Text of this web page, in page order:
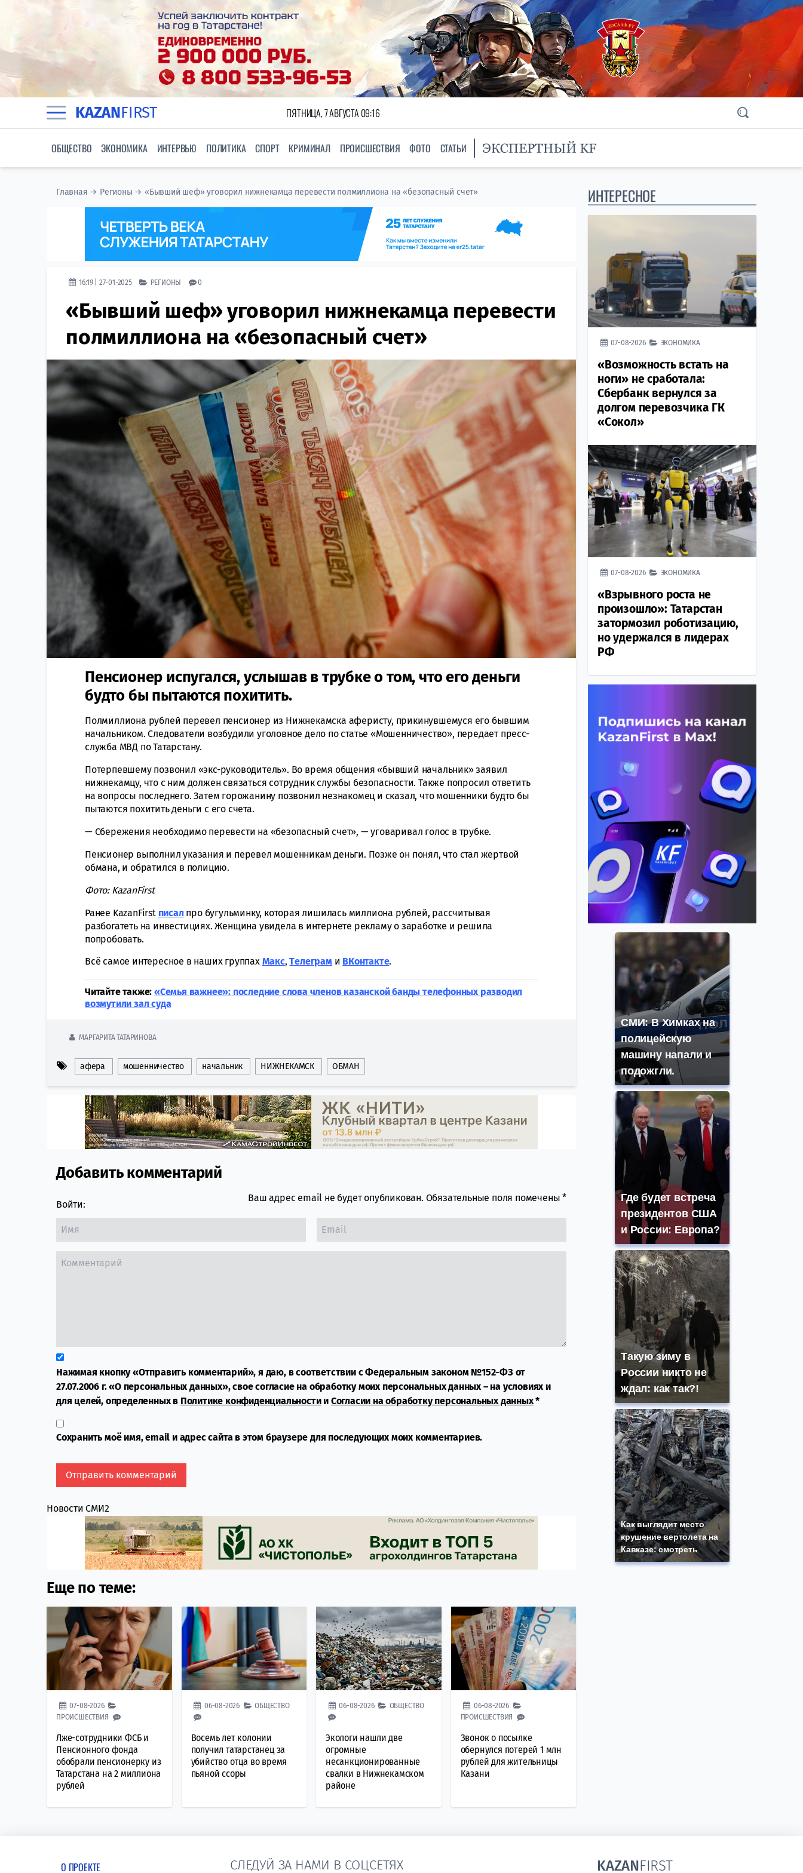
KAZANFIRST ПЯТНИЦА, 7 АВГУСТА 09:16
ОБЩЕСТВО ЭКОНОМИКА ИНТЕРВЬЮ ПОЛИТИКА СПОРТ КРИМИНАЛ ПРОИСШЕСТВИЯ ФОТО СТАТЬИ
Главная → Регионы → «Бывший шеф» уговорил нижнекамца перевести полмиллиона на «безопасный счет»
16:19 | 27-01-2025 РЕГИОНЫ 0
«Бывший шеф» уговорил нижнекамца перевести
полмиллиона на «безопасный счет»
Пенсионер испугался, услышав в трубке о том, что его деньги
будто бы пытаются похитить.
Полмиллиона рублей перевел пенсионер из Нижнекамска аферисту, прикинувшемуся его бывшим
начальником. Следователи возбудили уголовное дело по статье «Мошенничество», передает пресс-
служба МВД по Татарстану.
Потерпевшему позвонил «экс-руководитель». Во время общения «бывший начальник» заявил
нижнекамцу, что с ним должен связаться сотрудник службы безопасности. Также попросил ответить
на вопросы последнего. Затем горожанину позвонил незнакомец и сказал, что мошенники будто бы
пытаются похитить деньги с его счета.
— Сбережения необходимо перевести на «безопасный счет», — уговаривал голос в трубке.
Пенсионер выполнил указания и перевел мошенникам деньги. Позже он понял, что стал жертвой
обмана, и обратился в полицию.
Фото: KazanFirst
Ранее KazanFirst писалпро бугульминку, которая лишилась миллиона рублей, рассчитывая
разбогатеть на инвестициях. Женщина увидела в интернете рекламу о заработке и решила
попробовать.
Всё самое интересное в наших группах Макс,Tелеграми ВКонтакте.
Читайте также: «Семья важнее»: последние слова членов казанской банды телефонных разводил
возмутили зал суда
МАРГАРИТА ТАТАРИНОВА
афера мошенничество начальник НИЖНЕКАМСК ОБМАН
Comment section
Добавить комментарий
Войти:
Ваш адрес email не будет опубликован. Обязательные поля помечены*
Нажимая кнопку «Отправить комментарий», я даю, в соответствии с Федеральным законом №152-ФЗ от
27.07.2006 г. «О персональных данных», свое согласие на обработку моих персональных данных – на условиях и
для целей, определенных в Политике конфиденциальностии Согласии на обработку персональных данных*
Сохранить моё имя, email и адрес сайта в этом браузере для последующих моих комментариев.
Новости СМИ2
Еще по теме:
07-08-2026
ПРОИСШЕСТВИЯ
Лже-сотрудники ФСБ и
Пенсионного фонда
обобрали пенсионерку из
Татарстана на 2 миллиона
рублей
06-08-2026 ОБЩЕСТВО
Восемь лет колонии
получил татарстанец за
убийство отца во время
пьяной ссоры
06-08-2026 ОБЩЕСТВО
Экологи нашли две
огромные
несанкционированные
свалки в Нижнекамском
районе
06-08-2026
ПРОИСШЕСТВИЯ
Звонок о посылке
обернулся потерей 1 млн
рублей для жительницы
Казани
ИНТЕРЕСНОЕ
07-08-2026 ЭКОНОМИКА
«Возможность встать на
ноги» не сработала:
Сбербанк вернулся за
долгом перевозчика ГК
«Сокол»
07-08-2026 ЭКОНОМИКА
«Взрывного роста не
произошло»: Татарстан
затормозил роботизацию,
но удержался в лидерах
РФ
СМИ: В Химках на
полицейскую
машину напали и
подожгли.
Где будет встреча
президентов США
и России: Европа?
Такую зиму в
России никто не
ждал: как так?!
Как выглядит место
крушение вертолета на
Кавказе: смотреть
О ПРОЕКТЕ СЛЕДУЙ ЗА НАМИ В СОЦСЕТЯХ KAZANFIRST